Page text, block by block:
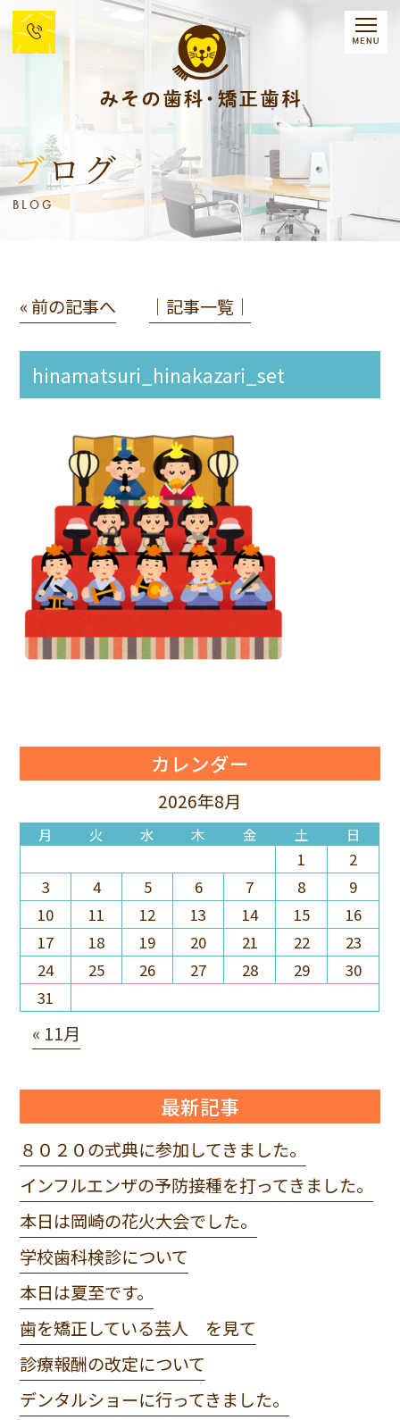
ブログ
BLOG
« 前の記事へ │記事一覧│
hinamatsuri_hinakazari_set
カレンダー
2026年8月
月 火 水 木 金 土 日
1
2
3
4 5 6 7 8
9
10
11 12 13 14 15
16
17
18 19 20 21 22
23
24
25 26 27 28 29
30
31
« 11月
最新記事
８０２０の式典に参加してきました。
インフルエンザの予防接種を打ってきました。
本日は岡崎の花火大会でした。
学校歯科検診について
本日は夏至です。
歯を矯正している芸人 を見て
診療報酬の改定について
デンタルショーに行ってきました。